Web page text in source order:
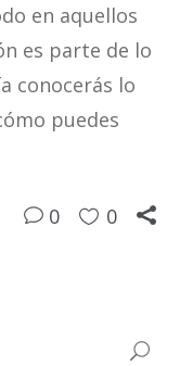
en aquellos
es parte de lo
conocerás lo
puedes
0 0